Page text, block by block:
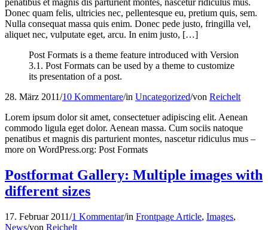
penatibus et magnis dis parturient montes, nascetur ridiculus mus.
Donec quam felis, ultricies nec, pellentesque eu, pretium quis, sem.
Nulla consequat massa quis enim. Donec pede justo, fringilla vel,
aliquet nec, vulputate eget, arcu. In enim justo, […]
Post Formats is a theme feature introduced with Version
3.1. Post Formats can be used by a theme to customize
its presentation of a post.
28. März 2011/10 Kommentare/in Uncategorized/von Reichelt
Lorem ipsum dolor sit amet, consectetuer adipiscing elit. Aenean
commodo ligula eget dolor. Aenean massa. Cum sociis natoque
penatibus et magnis dis parturient montes, nascetur ridiculus mus –
more on WordPress.org: Post Formats
Postformat Gallery: Multiple images with
different sizes
17. Februar 2011/1 Kommentar/in Frontpage Article, Images,
News/von Reichelt